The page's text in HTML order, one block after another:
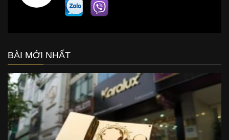
BÀI MỚI NHẤT